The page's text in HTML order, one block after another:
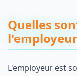
Quelles
L'employeur est